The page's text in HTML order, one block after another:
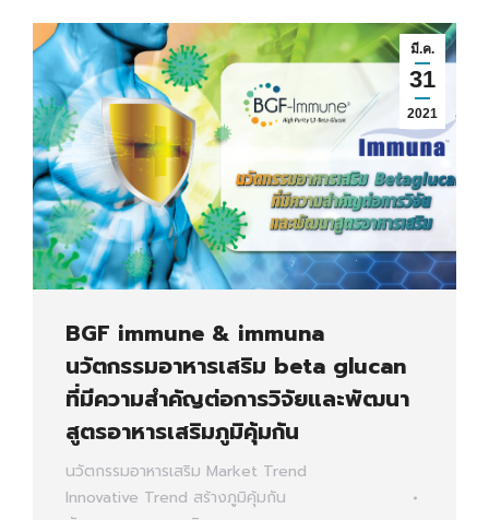
มี.ค.
31
2021
BGF immune & immuna
นวัตกรรมอาหารเสริม beta glucan
ที่มีความสำคัญต่อการวิจัยและพัฒนา
สูตรอาหารเสริมภูมิคุ้มกัน
นวัตกรรมอาหารเสริม Market Trend
Innovative Trend สร้างภูมิคุ้มกัน